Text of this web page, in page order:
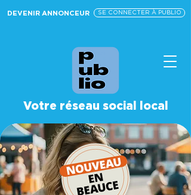
Votre réseau social local
DEVENIR ANNONCEUR SE CONNECTER À PUBLIO